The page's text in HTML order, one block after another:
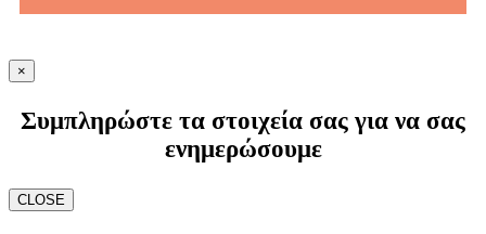
×
Συμπληρώστε τα στοιχεία σας για να σας
ενημερώσουμε
CLOSE